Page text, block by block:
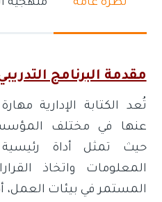
نظرة عامة منهجية
مقدمة البرنامج
تُعد الكتابة الإدارية
عنها في مختلف
حيث تمثل أداة
المعلومات واتخاذ
المستمر في بيئات